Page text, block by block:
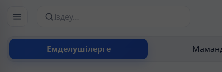
Емделушілерге
Сайттан іздеу